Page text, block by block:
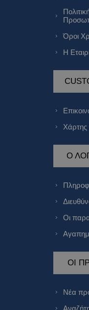
Όροι
Η
Χάρτης
Ο
Οι
ΟΙ
Νέα